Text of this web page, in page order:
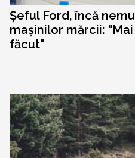
Șeful Ford, încă
mașinilor mărcii:
făcut"